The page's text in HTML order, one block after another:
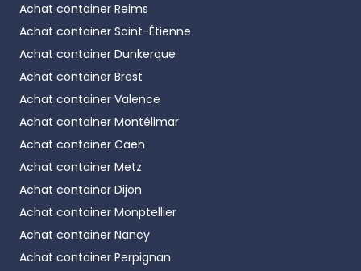
Achat container Reims
Achat container Saint-Étienne
Achat container Dunkerque
Achat container Brest
Achat container Valence
Achat container Montélimar
Achat container Caen
Achat container Metz
Achat container Dijon
Achat container Monptellier
Achat container Nancy
Achat container Perpignan